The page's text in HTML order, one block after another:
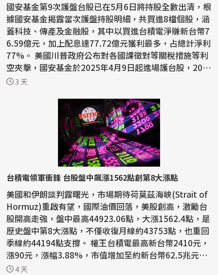
國安基金第9次護盤台股已在5月6日將持股全數出清，根
據國安基金揭露當次護盤持股明細，共買進8檔個股，涵
蓋科技、傳產及金融股，其中以買進台積電淨賺新台幣7
6.59億元，加上配息達77.72億元獲利最多，占總計淨利
77%。 美國川普政府公布對各國課徵對等關稅措施等利
空夾擊，國安基金於2025年4月9日起進場護台股，202
6...3 天
台積電領軍衝鋒 台股盤中飆漲1562點創第8大漲點
美國和伊朗談判露曙光，市場期待荷莫茲海峽(Strait of
Hormuz)重啟有望，國際油價回落，美股創高，激勵台
股開高走強，盤中最高44923.06點，大漲1562.4點，是
歷史盤中第8大漲點，不僅收復月線約43753點，也重回
季線約44194點支撐。 權王台積電最高新台幣2410元，
漲90元，漲幅3.88%，市值增加至約新台幣62.5兆元。
截至...
4 天